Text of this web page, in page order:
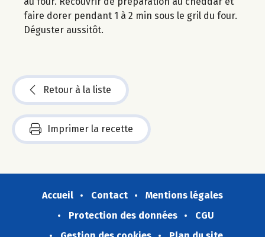
faire dorer pendant 1 à 2 min sous le gril du four.
Déguster aussitôt.
Retour à la liste
Imprimer la recette
Accueil Contact
Mentions légales
Protection des données
CGU